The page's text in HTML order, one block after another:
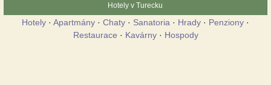
Hotely v Turecku
Hotely · Apartmány · Chaty · Sanatoria · Hrady · Penziony ·
Restaurace · Kavárny· Hospody